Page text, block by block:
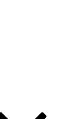
og meget mere